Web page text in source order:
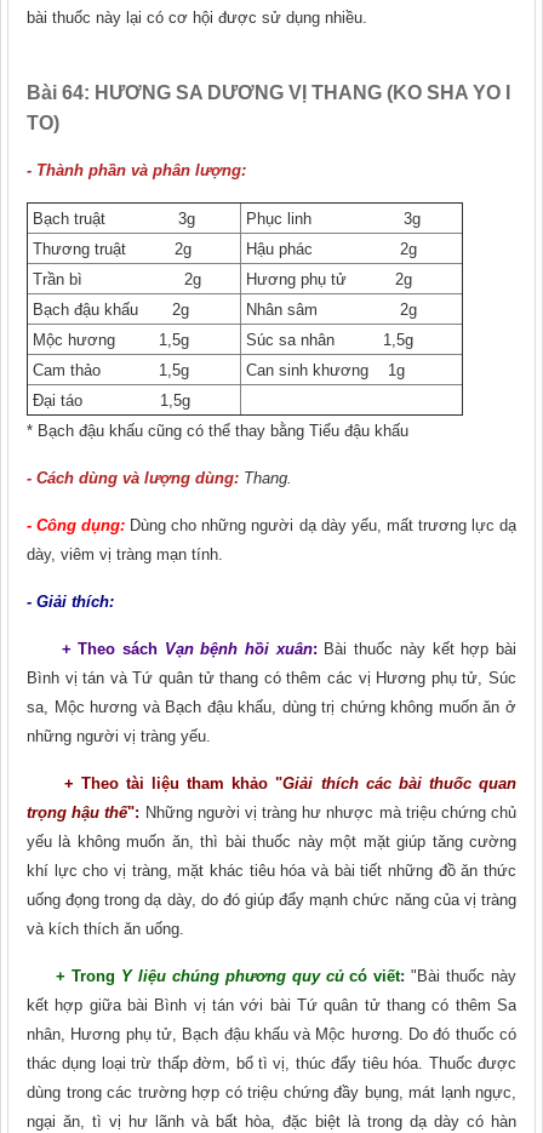
bài thuốc này lại có cơ hội được sử dụng nhiều.
Bài 64: HƯƠNG SA DƯƠNG VỊ THANG (KO SHA YO I
TO)
- Thành phần và phân lượng:
Bạch truật 3g
Phục linh 3g
Thương truật 2g
Hậu phác 2g
Trần bì 2g
Hương phụ tử 2g
Bạch đậu khấu 2g
Nhân sâm 2g
Mộc hương 1,5g
Súc sa nhân 1,5g
Cam thảo 1,5g
Can sinh khương 1g
Đại táo 1,5g
* Bạch đậu khấu cũng có thể thay bằng Tiểu đậu khấu
- Cách dùng và lượng dùng: Thang.
- Công dụng: Dùng cho những người dạ dày yếu, mất trương lực dạ
dày, viêm vị tràng mạn tính.
- Giải thích:
+ Theo sách Vạn bệnh hồi xuân: Bài thuốc này kết hợp bài
Bình vị tán và Tứ quân tử thang có thêm các vị Hương phụ tử, Súc
sa, Mộc hương và Bạch đậu khấu, dùng trị chứng không muốn ǎn ở
những người vị tràng yếu.
+ Theo tài liệu tham khảo "Giải thích các bài thuốc quan
trọng hậu thế": Những người vị tràng hư nhược mà triệu chứng chủ
yếu là không muốn ǎn, thì bài thuốc này một mặt giúp tǎng cường
khí lực cho vị tràng, mặt khác tiêu hóa và bài tiết những đồ ǎn thức
uống đọng trong dạ dày, do đó giúp đẩy mạnh chức nǎng của vị tràng
và kích thích ǎn uống.
+ Trong Y liệu chúng phương quy củcó viết:"Bài thuốc này
kết hợp giữa bài Bình vị tán với bài Tứ quân tử thang có thêm Sa
nhân, Hương phụ tử, Bạch đậu khấu và Mộc hương. Do đó thuốc có
thác dụng loại trừ thấp đờm, bổ tì vị, thúc đẩy tiêu hóa. Thuốc được
dùng trong các trường hợp có triệu chứng đầy bụng, mát lạnh ngực,
ngại ǎn, tì vị hư lãnh và bất hòa, đặc biệt là trong dạ dày có hàn